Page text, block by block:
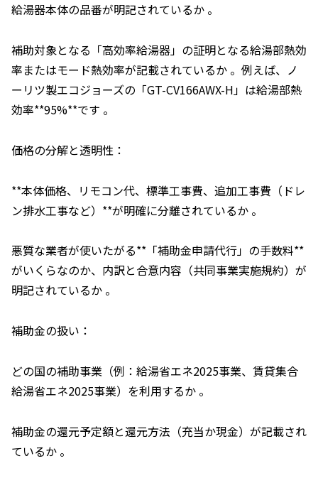
給湯器本体の品番が明記されているか 。
補助対象となる「高効率給湯器」の証明となる給湯部熱効
率またはモード熱効率が記載されているか 。例えば、ノ
ーリツ製エコジョーズの「GT-CV166AWX-H」は給湯部熱
効率**95%**です 。
価格の分解と透明性：
**本体価格、リモコン代、標準工事費、追加工事費（ドレ
ン排水工事など）**が明確に分離されているか 。
悪質な業者が使いたがる**「補助金申請代行」の手数料**
がいくらなのか、内訳と合意内容（共同事業実施規約）が
明記されているか 。
補助金の扱い：
どの国の補助事業（例：給湯省エネ2025事業、賃貸集合
給湯省エネ2025事業）を利用するか 。
補助金の還元予定額と還元方法（充当か現金）が記載され
ているか 。